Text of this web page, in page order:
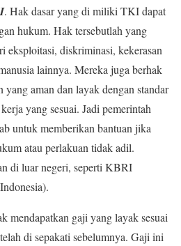
. Hak dasar yang di miliki TKI dapat
hukum. Hak tersebutlah yang
eksploitasi, diskriminasi, kekerasan
lainnya. Mereka juga berhak
aman dan layak dengan standar
yang sesuai. Jadi pemerintah
untuk memberikan bantuan jika
atau perlakuan tidak adil.
di luar negeri, seperti KBRI
mendapatkan gaji yang layak sesuai
di sepakati sebelumnya. Gaji ini